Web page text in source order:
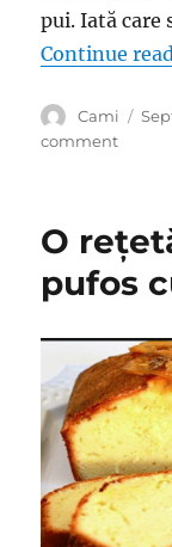
pui. Iată
Continue
Author
Cami
commenton
mai
bună
rețetă
de
pui
O
pufos